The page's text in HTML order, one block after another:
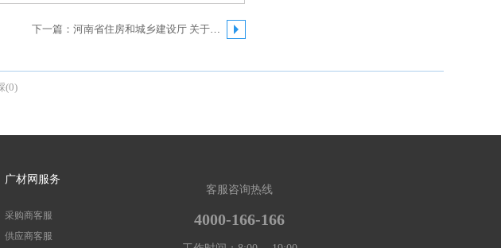
下一篇：河南省住房和城乡建设厅 关于做好全省住房领域新型冠状病毒感染的肺炎疫情防控工作的通知
(0)
广材网服务
采购商客服
供应商客服
客服咨询热线
4000-166-166